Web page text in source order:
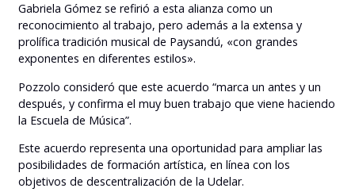
Gabriela Gómez se refirió a esta alianza como un
reconocimiento al trabajo, pero además a la extensa y
prolífica tradición musical de Paysandú, «con grandes
exponentes en diferentes estilos».
Pozzolo consideró que este acuerdo “marca un antes y un
después, y confirma el muy buen trabajo que viene haciendo
la Escuela de Música”.
Este acuerdo representa una oportunidad para ampliar las
posibilidades de formación artística, en línea con los
objetivos de descentralización de la Udelar.